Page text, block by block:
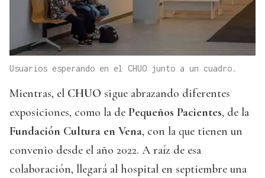
Usuarios esperando en el CHUO junto a un cuadro.
Mientras, el CHUO sigue abrazando diferentes
exposiciones, como la de Pequeños Pacientes, de la
Fundación Cultura en Vena, con la que tienen un
convenio desde el año 2022. A raíz de esa
colaboración, llegará al hospital en septiembre una